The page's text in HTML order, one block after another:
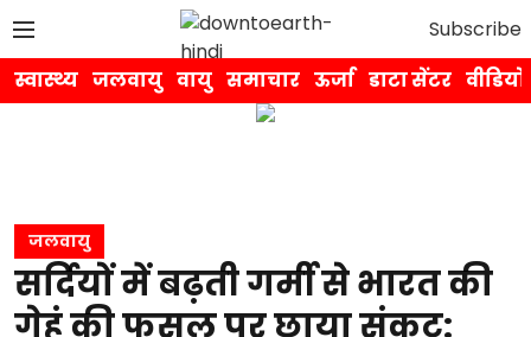
Subscribe
स्वास्थ्य जलवायु वायु समाचार ऊर्जा डाटा सेंटर वीडियो
जलवायु
सर्दियों में बढ़ती गर्मी से भारत की
गेहूं की फसल पर छाया संकट: